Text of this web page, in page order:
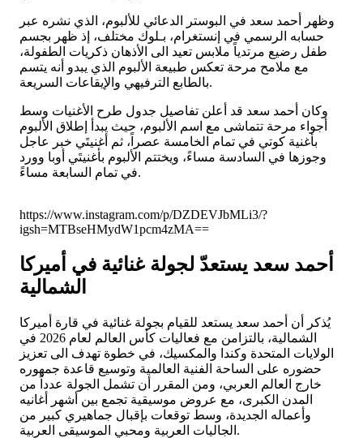
وظهر أحمد سعد في البوستر الدعائي للألبوم، الذي نشره عبر
حسابه الرسمي في إنستغرام، بـلوك مختلف، إذ ظهر بجسم
طفل رضيع مرتدياً ملابس تعيد الى الأذهان ذكريات الطفولة،
مع ملامح مرحة تعكس طبيعة الألبوم الذي يبدو أنه يتسم
بالطابع الترفيهي والإيقاعات السريعة.
وكان أحمد سعد قد أعلن تفاصيل جدول طرح الأغنيات وسط
أجواء مرحة تتماشى مع اسم الألبوم، حيث يبدأ إطلاق الألبوم
بأغنية كوتي في تمام الخامسة عصراً، ثم أغنيتَي خبر عاجل
وجوزها في السادسة مساءً، ويختتم الألبوم بأغنيتَي أوبا وورد
في تمام السابعة مساءً.
https://www.instagram.com/p/DZDEVJbMLi3/?
igsh=MTBseHMydW1pcm4zMA==
أحمد سعد يستعدّ لجولة غنائية في أميركا
الشمالية
يُذكر أن أحمد سعد يستعد للقيام بجولة غنائية في قارة أميركا
الشمالية، بالتزامن مع فعاليات كأس العالم لعام 2026 في
الولايات المتحدة وكندا والمكسيك، في خطوة تهدف الى تعزيز
حضوره على الساحة الفنية العالمية وتوسيع قاعدة جمهوره
خارج العالم العربي، ومن المقرر أن تشمل الجولة عدداً من
المدن الكبرى، مع عروض موسيقية تجمع بين أشهر أغانيه
وأعماله الجديدة، وسط توقعات بإقبال جماهيري كبير من
الجاليات العربية ومحبي الموسيقى العربية.